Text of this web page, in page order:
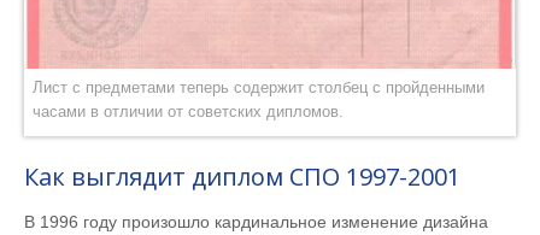
Лист с предметами теперь содержит столбец с пройденными
часами в отличии от советских дипломов.
Как выглядит диплом СПО 1997-2001
В 1996 году произошло кардинальное изменение дизайна